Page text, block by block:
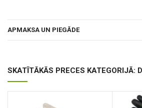
APMAKSA UN PIEGĀDE
SKATĪTĀKĀS PRECES KATEGORIJĀ: